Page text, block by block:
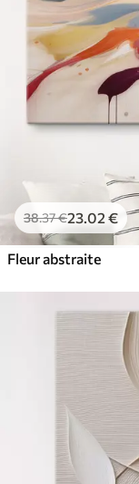
38.37€23.02 €
Fleur abstraite